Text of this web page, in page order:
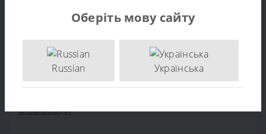
Обзор товара
Отзывов (0)
Оберіть мову сайту
Russian Українська